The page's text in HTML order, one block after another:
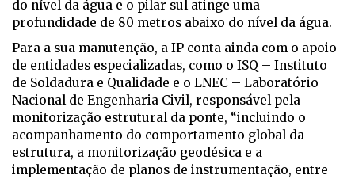
do nível da água e o pilar sul atinge uma
profundidade de 80 metros abaixo do nível da água.
Para a sua manutenção, a IP conta ainda com o apoio
de entidades especializadas, como o ISQ – Instituto
de Soldadura e Qualidade e o LNEC – Laboratório
Nacional de Engenharia Civil, responsável pela
monitorização estrutural da ponte, “incluindo o
acompanhamento do comportamento global da
estrutura, a monitorização geodésica e a
implementação de planos de instrumentação, entre